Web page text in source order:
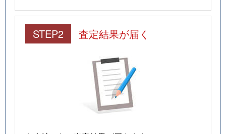
STEP2 査定結果が届く